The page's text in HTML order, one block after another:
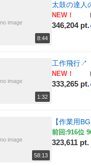
no image
8:44
太鼓の達人
NEW！
346,204 pt.
no image
1:32
工作飛行↗
NEW！
333,265 pt.
no image
58:13
【作業用
前回:916位
323,611 pt.